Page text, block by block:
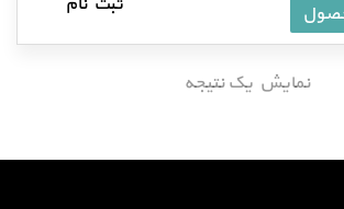
نمایش یک نتیجه